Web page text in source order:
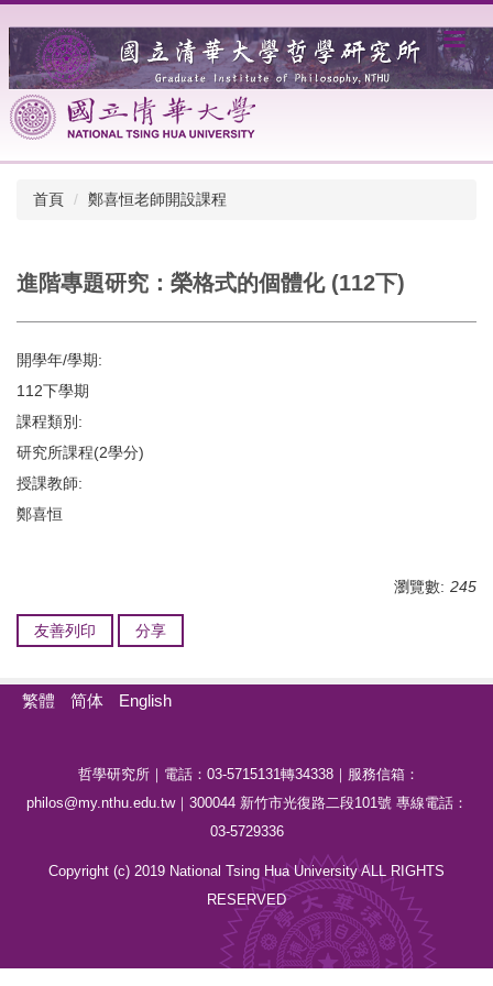
到
主
要
內
容
首頁 鄭喜恒老師開設課程
進階專題研究：榮格式的個體化 (112下)
開學年/學期:
112下學期
課程類別:
研究所課程(2學分)
授課教師:
鄭喜恒
瀏覽數: 245
友善列印 分享
繁體 简体 English
哲學研究所｜電話：03-5715131轉34338｜服務信箱：
philos@my.nthu.edu.tw｜300044 新竹市光復路二段101號 專線電話：
03-5729336
Copyright (c) 2019 National Tsing Hua University ALL RIGHTS
RESERVED